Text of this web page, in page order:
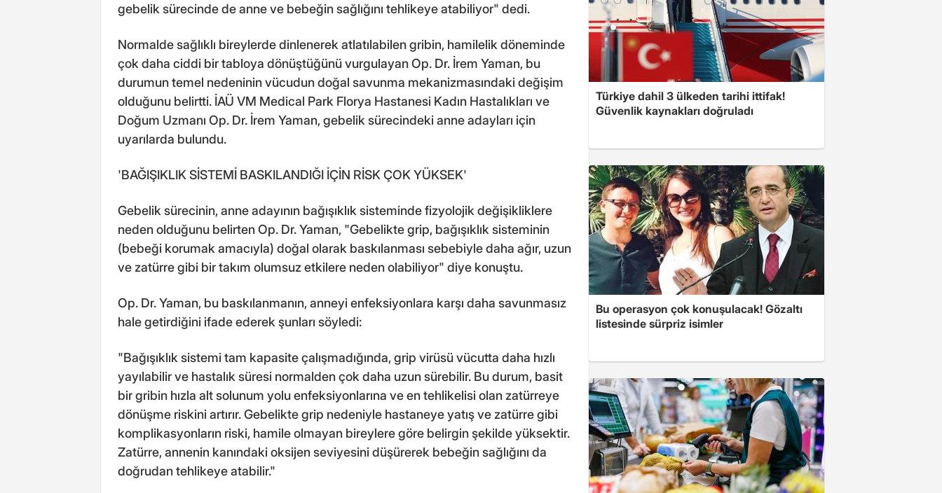
gebelik sürecinde de anne ve bebeğin sağlığını tehlikeye atabiliyor" dedi.
Normalde sağlıklı bireylerde dinlenerek atlatılabilen gribin, hamilelik döneminde
çok daha ciddi bir tabloya dönüştüğünü vurgulayan Op. Dr. İrem Yaman, bu
durumun temel nedeninin vücudun doğal savunma mekanizmasındaki değişim
olduğunu belirtti. İAÜ VM Medical Park Florya Hastanesi Kadın Hastalıkları ve
Doğum Uzmanı Op. Dr. İrem Yaman, gebelik sürecindeki anne adayları için
uyarılarda bulundu.
'BAĞIŞIKLIK SİSTEMİ BASKILANDIĞI İÇİN RİSK ÇOK YÜKSEK'
Gebelik sürecinin, anne adayının bağışıklık sisteminde fizyolojik değişikliklere
neden olduğunu belirten Op. Dr. Yaman, "Gebelikte grip, bağışıklık sisteminin
(bebeği korumak amacıyla) doğal olarak baskılanması sebebiyle daha ağır, uzun
ve zatürre gibi bir takım olumsuz etkilere neden olabiliyor" diye konuştu.
Op. Dr. Yaman, bu baskılanmanın, anneyi enfeksiyonlara karşı daha savunmasız
hale getirdiğini ifade ederek şunları söyledi:
"Bağışıklık sistemi tam kapasite çalışmadığında, grip virüsü vücutta daha hızlı
yayılabilir ve hastalık süresi normalden çok daha uzun sürebilir. Bu durum, basit
bir gribin hızla alt solunum yolu enfeksiyonlarına ve en tehlikelisi olan zatürreye
dönüşme riskini artırır. Gebelikte grip nedeniyle hastaneye yatış ve zatürre gibi
komplikasyonların riski, hamile olmayan bireylere göre belirgin şekilde yüksektir.
Zatürre, annenin kanındaki oksijen seviyesini düşürerek bebeğin sağlığını da
doğrudan tehlikeye atabilir."
Türkiye dahil 3 ülkeden tarihi ittifak!
Güvenlik kaynakları doğruladı
Bu operasyon çok konuşulacak! Gözaltı
listesinde sürpriz isimler